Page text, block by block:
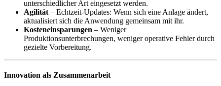
unterschiedlicher Art eingesetzt werden.
Agilität – Echtzeit-Updates: Wenn sich eine Anlage ändert,
aktualisiert sich die Anwendung gemeinsam mit ihr.
Kosteneinsparungen – Weniger
Produktionsunterbrechungen, weniger operative Fehler durch
gezielte Vorbereitung.
Innovation als Zusammenarbeit